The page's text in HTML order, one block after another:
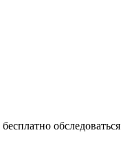
обследоваться